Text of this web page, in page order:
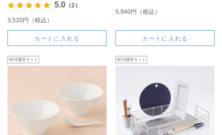
5.0（2）
3,520円（税込）
カートに入れる
5,940円（税込）
カートに入れる